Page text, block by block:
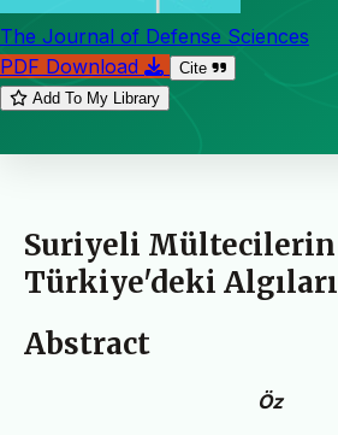
The Journal of Defense Sciences
PDF Download
Cite
Add To My Library
Suriyeli Mültecilerin
Türkiye'deki Algıları
Abstract
Öz